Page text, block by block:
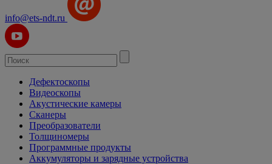
info@ets-ndt.ru
Дефектоскопы
Видеоскопы
Акустические камеры
Сканеры
Преобразователи
Толщиномеры
Программные продукты
Аккумуляторы и зарядные устройства